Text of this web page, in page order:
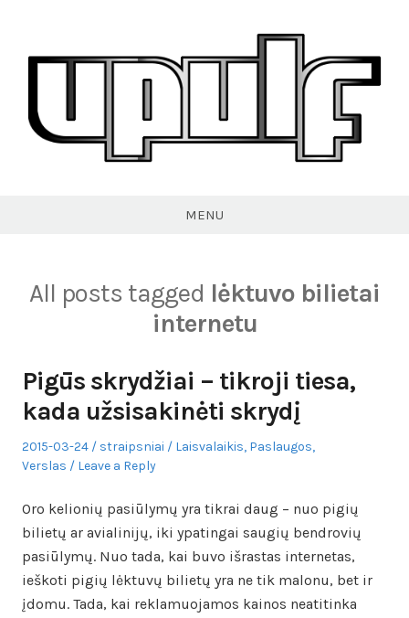
content
MENU
All posts tagged lėktuvo bilietai
internetu
Pigūs skrydžiai – tikroji tiesa,
kada užsisakinėti skrydį
Posted
on
2015-03-24 Author
straipsniai
Posted
Laisvalaikis, Paslaugos,
Verslas
Leave a Reply
Oro kelionių pasiūlymų yra tikrai daug – nuo pigių
bilietų ar avialinijų, iki ypatingai saugių bendrovių
pasiūlymų. Nuo tada, kai buvo išrastas internetas,
ieškoti pigių lėktuvų bilietų yra ne tik malonu, bet ir
įdomu. Tada, kai reklamuojamos kainos neatitinka